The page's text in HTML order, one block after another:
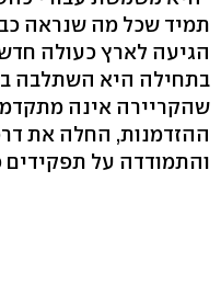
תמיד שכל מה שנראה
הגיעה לארץ כעולה
בתחילה היא השתלבה
שהקריירה אינה
ההזדמנות, החלה את
והתמודדה על תפקידים